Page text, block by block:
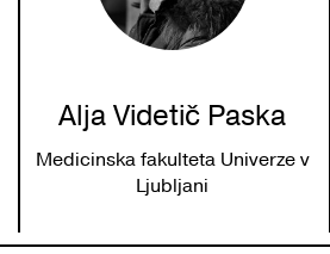
Alja Videtič Paska
Medicinska fakulteta Univerze v
Ljubljani